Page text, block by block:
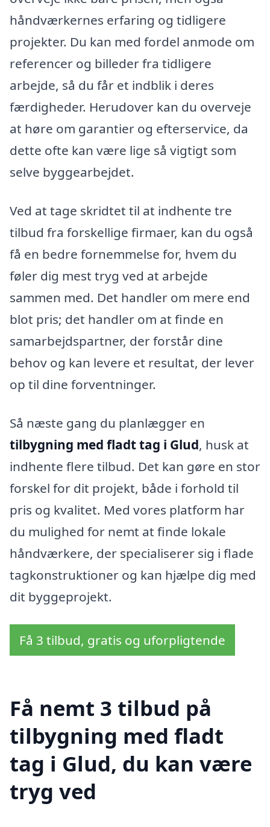
håndværkernes erfaring og tidligere
projekter. Du kan med fordel anmode om
referencer og billeder fra tidligere
arbejde, så du får et indblik i deres
færdigheder. Herudover kan du overveje
at høre om garantier og efterservice, da
dette ofte kan være lige så vigtigt som
selve byggearbejdet.
Ved at tage skridtet til at indhente tre
tilbud fra forskellige firmaer, kan du også
få en bedre fornemmelse for, hvem du
føler dig mest tryg ved at arbejde
sammen med. Det handler om mere end
blot pris; det handler om at finde en
samarbejdspartner, der forstår dine
behov og kan levere et resultat, der lever
op til dine forventninger.
Så næste gang du planlægger en
tilbygning med fladt tag i Glud, husk at
indhente flere tilbud. Det kan gøre en stor
forskel for dit projekt, både i forhold til
pris og kvalitet. Med vores platform har
du mulighed for nemt at finde lokale
håndværkere, der specialiserer sig i flade
tagkonstruktioner og kan hjælpe dig med
dit byggeprojekt.
Få 3 tilbud, gratis og uforpligtende
Få nemt 3 tilbud på
tilbygning med fladt
tag i Glud, du kan være
tryg ved